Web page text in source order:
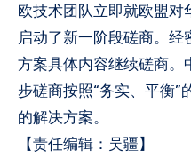
欧技术团队立即就欧盟
启动了新一阶段磋商。
方案具体内容继续磋商。
步磋商按照“务实、平衡”
的解决方案。
【责任编辑：吴疆】